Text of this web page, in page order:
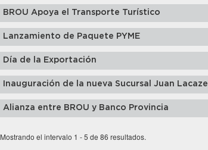
BROU Apoya el Transporte Turístico
Lanzamiento de Paquete PYME
Día de la Exportación
Inauguración de la nueva Sucursal Juan Lacaze
Alianza entre BROU y Banco Provincia
Mostrando el intervalo 1 - 5 de 86 resultados.